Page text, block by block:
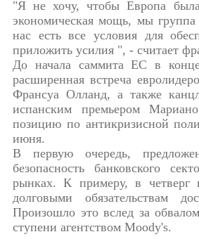
"Я не хочу, чтобы Европа
экономическая мощь, мы
нас есть все условия для
приложить усилия ", - считает
До начала саммита ЕС в
расширенная встреча
Франсуа Олланд, а также
испанским премьером
позицию по антикризисной
июня.
В первую очередь,
безопасность банковского
рынках. К примеру, в четверг
долговыми обязательствам
Произошло это вслед за
ступени агентством Moody's.